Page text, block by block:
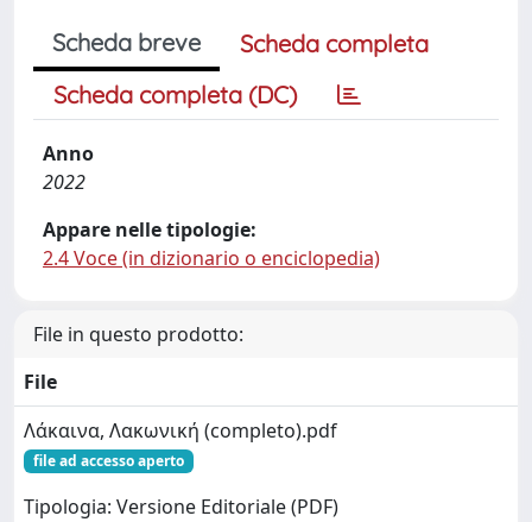
Scheda breve
Scheda completa
Scheda completa (DC)
Anno
2022
Appare nelle tipologie:
2.4 Voce (in dizionario o enciclopedia)
File in questo prodotto:
File
Λάκαινα, Λακωνική (completo).pdf
file ad accesso aperto
Tipologia: Versione Editoriale (PDF)